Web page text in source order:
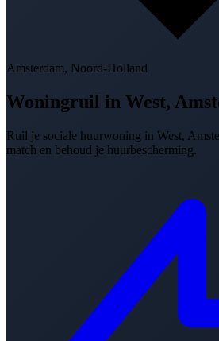
Amsterdam, Noord-Holland
Woningruil in West,
Ruil je sociale huurwoning in West,
match en behoud je huurbescherming.